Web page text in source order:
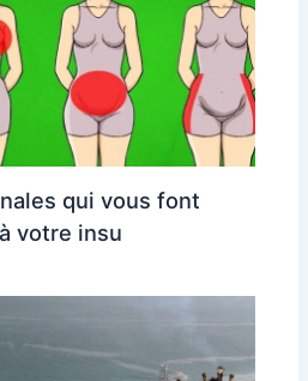
qui vous font
votre insu